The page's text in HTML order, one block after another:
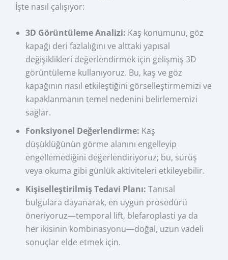
İşte nasıl çalışıyor:
3D Görüntüleme Analizi: Kaş konumunu, göz
kapağı deri fazlalığını ve alttaki yapısal
değişiklikleri değerlendirmek için gelişmiş 3D
görüntüleme kullanıyoruz. Bu, kaş ve göz
kapağının nasıl etkileştiğini görselleştirmemizi ve
kapaklanmanın temel nedenini belirlememizi
sağlar.
Fonksiyonel Değerlendirme: Kaş
düşüklüğünün görme alanını engelleyip
engellemediğini değerlendiriyoruz; bu, sürüş
veya okuma gibi günlük aktiviteleri etkileyebilir.
Kişiselleştirilmiş Tedavi Planı: Tanısal
bulgulara dayanarak, en uygun prosedürü
öneriyoruz—temporal lift, blefaroplasti ya da
her ikisinin kombinasyonu—doğal, uzun vadeli
sonuçlar elde etmek için.